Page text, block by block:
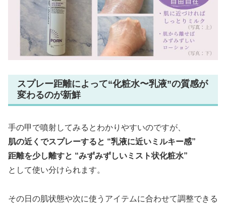
スプレー距離によって“化粧水〜乳液”の質感が
変わるのが新鮮
手の甲で噴射してみるとわかりやすいのですが、
肌の近くでスプレーすると “乳液に近いミルキー感”
距離を少し離すと “みずみずしいミスト状化粧水”
として使い分けられます。
その日の肌状態や次に使うアイテムに合わせて調整できる